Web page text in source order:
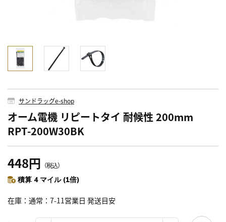
サンドラッグe-shop
オーム電機 リピートタイ 耐候性 200mm
RPT-200W30BK
448円 （税込）
積算 4 マイル (1倍)
在庫 通常：7-11営業日 発送目安